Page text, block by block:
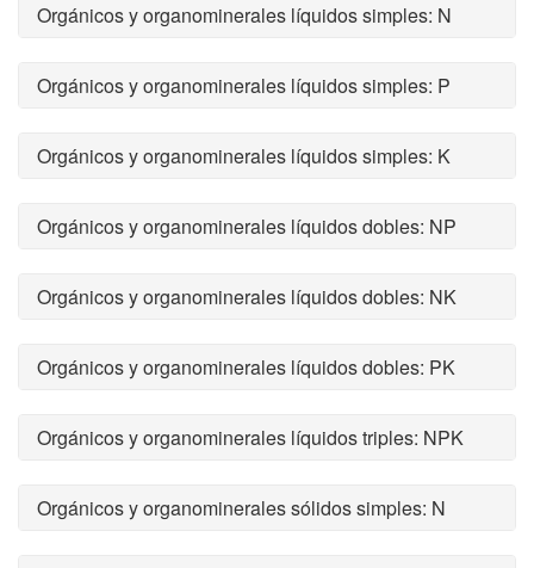
Orgánicos y organominerales líquidos simples: N
Orgánicos y organominerales líquidos simples: P
Orgánicos y organominerales líquidos simples: K
Orgánicos y organominerales líquidos dobles: NP
Orgánicos y organominerales líquidos dobles: NK
Orgánicos y organominerales líquidos dobles: PK
Orgánicos y organominerales líquidos triples: NPK
Orgánicos y organominerales sólidos simples: N